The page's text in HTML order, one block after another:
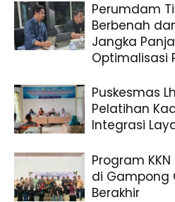
Perumdam
Berbenah
Jangka
Optimalisasi
Puskesmas
Pelatihan
Integrasi
Program
di Gampong
Berakhir